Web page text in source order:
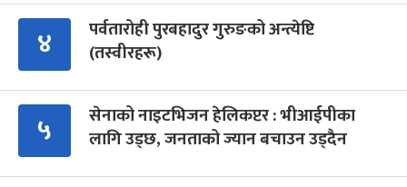
४
पर्वतारोही पुरबहादुर गुरुङको अन्त्येष्टि
(तस्वीरहरू)
५
सेनाको नाइटभिजन हेलिकप्टर : भीआईपीका
लागि उड्छ, जनताको ज्यान बचाउन उड्दैन